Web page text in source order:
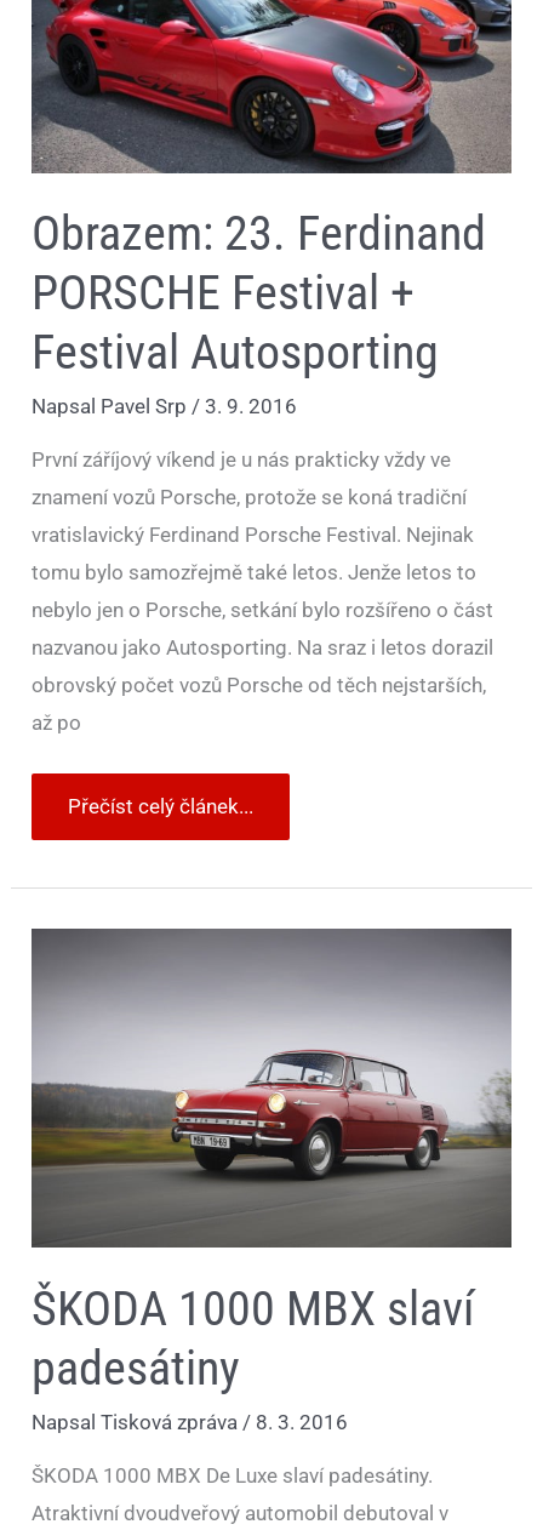
Obrazem: 23. Ferdinand
PORSCHE Festival +
Festival Autosporting
Napsal Pavel Srp/3. 9. 2016
První záříjový víkend je u nás prakticky vždy ve
znamení vozů Porsche, protože se koná tradiční
vratislavický Ferdinand Porsche Festival. Nejinak
tomu bylo samozřejmě také letos. Jenže letos to
nebylo jen o Porsche, setkání bylo rozšířeno o část
nazvanou jako Autosporting. Na sraz i letos dorazil
obrovský počet vozů Porsche od těch nejstarších,
až po
PORSCHE
Festival
+
Festival
Autosporting
Přečíst celý článek...
ŠKODA 1000 MBX slaví
padesátiny
NapsalTisková zpráva / 8. 3. 2016
ŠKODA 1000 MBX De Luxe slaví padesátiny.
Atraktivní dvoudveřový automobil debutoval v